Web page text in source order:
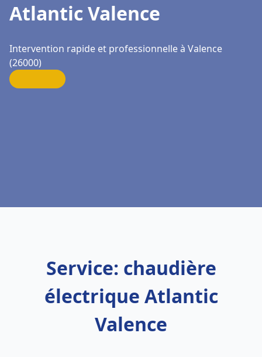
Atlantic Valence
Intervention rapide et professionnelle à Valence
(26000)
Service: chaudière
électrique Atlantic
Valence